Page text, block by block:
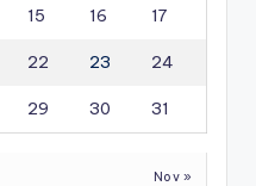
15 16 17
22 23 24
29 30 31
Nov »